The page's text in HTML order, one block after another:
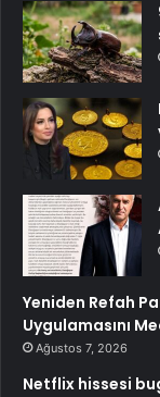
Yeniden Refah
Uygulamasını
Ağustos 7, 2026
Netflix hissesi